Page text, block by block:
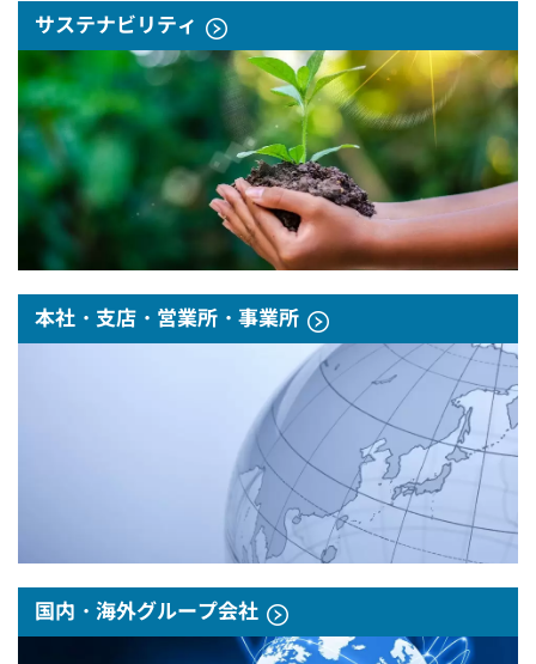
サステナビリティ
本社・支店・営業所・事業所
国内・海外グループ会社